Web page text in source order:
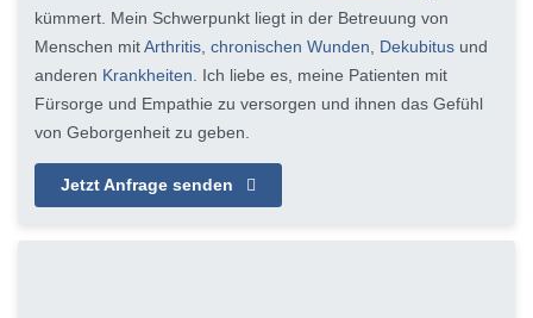
kümmert. Mein Schwerpunkt liegt in der Betreuung von
Menschen mitArthritis chronischen Wunden Dekubitus und
anderen Krankheiten . Ich liebe es, meine Patienten mit
Fürsorge und Empathie zu versorgen und ihnen das Gefühl
von Geborgenheit zu geben.
Jetzt Anfrage senden